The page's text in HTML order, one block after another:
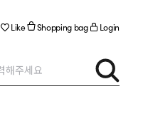
Like Shopping bag Login